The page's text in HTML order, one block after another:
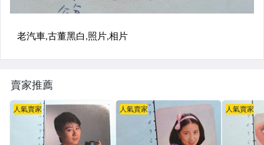
賣家推薦
人氣賣家 人氣賣家 人氣賣家